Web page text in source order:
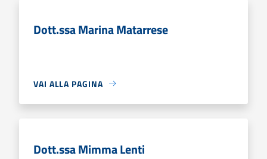
Dott.ssa Marina Matarrese
VAI ALLA PAGINA
Dott.ssa Mimma Lenti